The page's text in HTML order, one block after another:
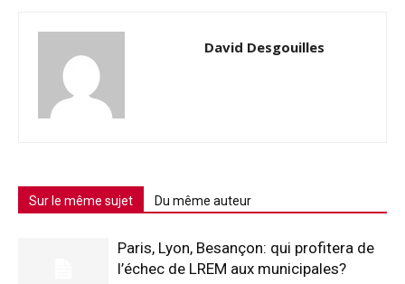
David Desgouilles
Sur le même sujet Du même auteur
Paris, Lyon, Besançon: qui profitera de
l’échec de LREM aux municipales?